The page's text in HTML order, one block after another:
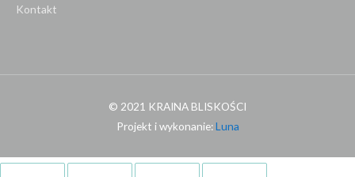
Kontakt
© 2021 KRAINA BLISKOŚCI
Projekt i wykonanie:Luna